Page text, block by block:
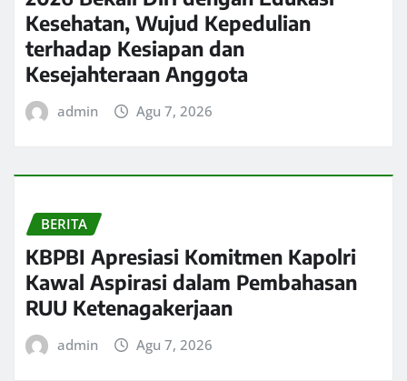
Kesehatan, Wujud Kepedulian
terhadap Kesiapan dan
Kesejahteraan Anggota
admin Agu 7, 2026
BERITA
KBPBI Apresiasi Komitmen Kapolri
Kawal Aspirasi dalam Pembahasan
RUU Ketenagakerjaan
admin Agu 7, 2026